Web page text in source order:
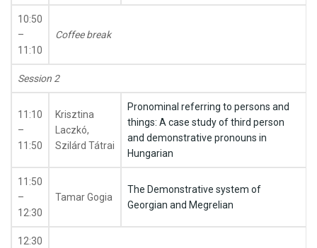
10:50
–
11:10
Coffee break
Session 2
11:10
–
11:50
Krisztina
Laczkó,
Szilárd Tátrai
Pronominal referring to persons and
things: A case study of third person
and demonstrative pronouns in
Hungarian
11:50
–
12:30
Tamar Gogia
The Demonstrative system of
Georgian and Megrelian
12:30